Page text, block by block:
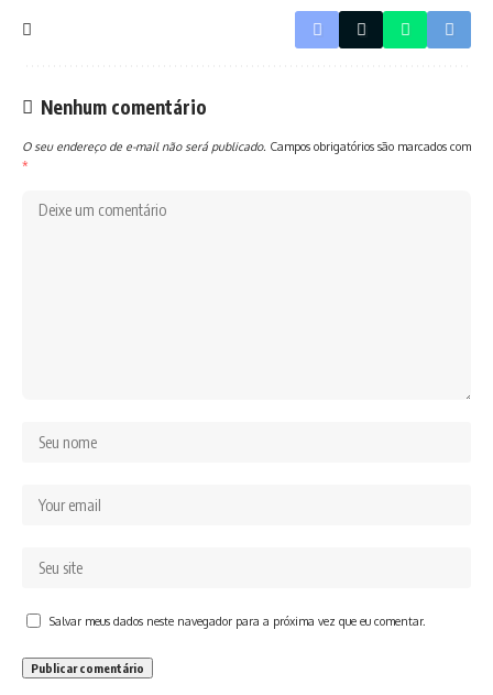
Nenhum comentário
O seu endereço de e-mail não será publicado. Campos obrigatórios são marcados com
*
Salvar meus dados neste navegador para a próxima vez que eu comentar.